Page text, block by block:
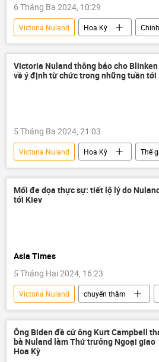
6 Tháng Ba 2024, 10:29
Victoria Nuland Hoa Kỳ
Nhà Trắng
Bộ Ngoại giao Mỹ
Thế giới
Ukraina
Victoria Nuland thông báo cho Blinken
về ý định từ chức trong những tuần tới
5 Tháng Ba 2024, 21:03
Victoria Nuland Hoa Kỳ
Thế
Chính trị
Antony Blinken
Bộ Ngoại giao Mỹ
Mối đe dọa thực sự: tiết lộ lý do
tới Kiev
Asia Times
5 Tháng Hai 2024, 16:23
Victoria Nuland chuyến thăm
Thế giới
Chính trị
Vladimir Zelensky
Báo chí thế giới
Ông Biden đề cử ông Kurt Campbell
bà Nuland làm Thứ trưởng Ngoại giao
Hoa Kỳ